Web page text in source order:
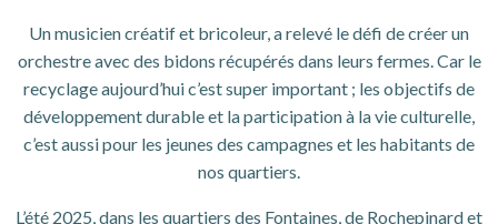
Un musicien créatif et bricoleur, a relevé le défi de créer un
orchestre avec des bidons récupérés dans leurs fermes. Car le
recyclage aujourd’hui c’est super important ; les objectifs de
développement durable et la participation à la vie culturelle,
c’est aussi pour les jeunes des campagnes et les habitants de
nos quartiers.
L’été 2025, dans les quartiers des Fontaines, de Rochepinard et